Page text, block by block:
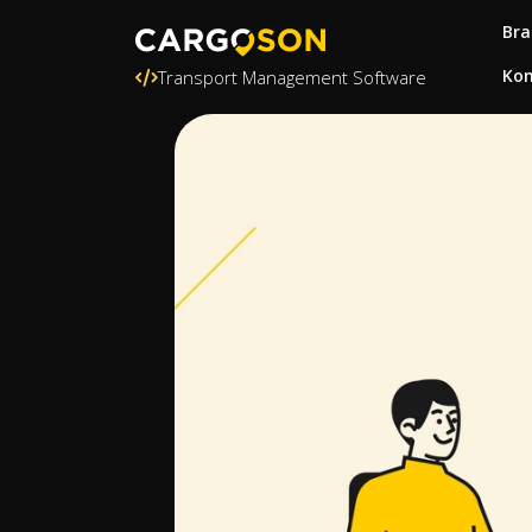
Transport Management Software